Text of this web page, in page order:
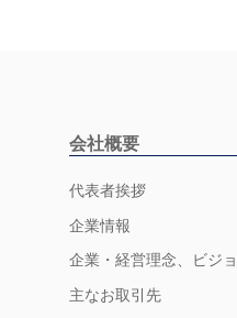
会社概要
代表者挨拶
企業情報
企業・経営理念、ビジ
主なお取引先